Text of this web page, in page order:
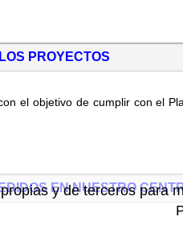
PROYECTOS
el objetivo de cumplir con el
EN NUESTRO
y de terceros para